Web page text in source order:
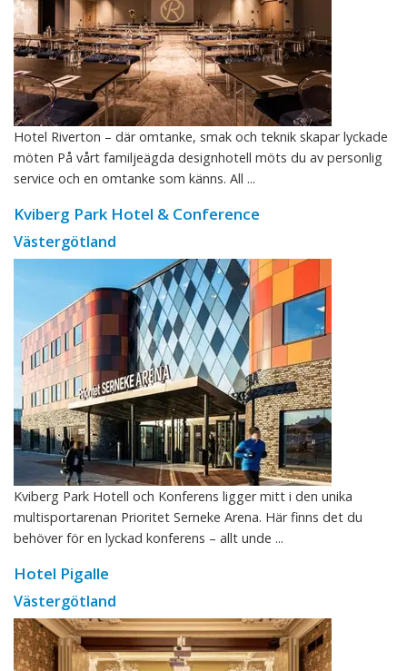
Hotel Riverton – där omtanke, smak och teknik skapar lyckade
möten På vårt familjeägda designhotell möts du av personlig
service och en omtanke som känns. All ...
Kviberg Park Hotel & Conference
Västergötland
Kviberg Park Hotell och Konferens ligger mitt i den unika
multisportarenan Prioritet Serneke Arena. Här finns det du
behöver för en lyckad konferens – allt unde ...
Hotel Pigalle
Västergötland